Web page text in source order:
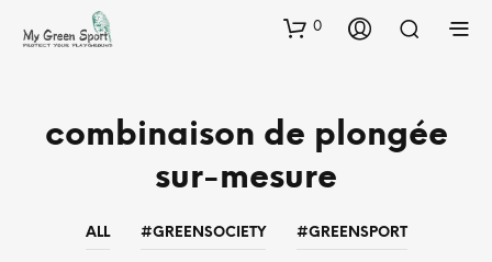
0
combinaison de plongée
sur-mesure
ALL #GREENSOCIETY #GREENSPORT